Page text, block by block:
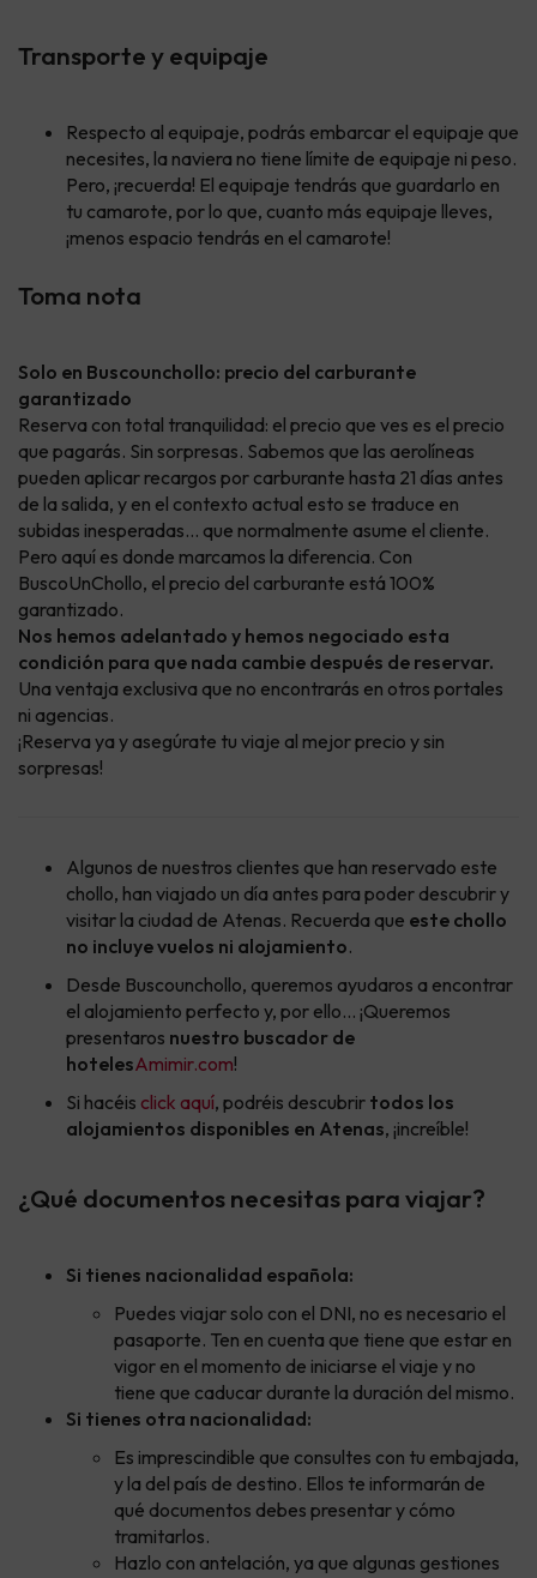
Transporte y equipaje
Respecto al equipaje, podrás embarcar el equipaje que
necesites, la naviera no tiene límite de equipaje ni peso.
Pero, ¡recuerda! El equipaje tendrás que guardarlo en
tu camarote, por lo que, cuanto más equipaje lleves,
¡menos espacio tendrás en el camarote!
Toma nota
Solo en Buscounchollo: precio del carburante
garantizado
Reserva con total tranquilidad: el precio que ves es el precio
que pagarás. Sin sorpresas. Sabemos que las aerolíneas
pueden aplicar recargos por carburante hasta 21 días antes
de la salida, y en el contexto actual esto se traduce en
subidas inesperadas… que normalmente asume el cliente.
Pero aquí es donde marcamos la diferencia. Con
BuscoUnChollo, el precio del carburante está 100%
garantizado.
Nos hemos adelantado y hemos negociado esta
condición para que nada cambie después de reservar.
Una ventaja exclusiva que no encontrarás en otros portales
ni agencias.
¡Reserva ya y asegúrate tu viaje al mejor precio y sin
sorpresas!
Algunos de nuestros clientes que han reservado este
chollo, han viajado un día antes para poder descubrir y
visitar la ciudad de Atenas. Recuerda que este chollo
no incluye vuelos ni alojamiento.
Desde Buscounchollo, queremos ayudaros a encontrar
el alojamiento perfecto y, por ello... ¡Queremos
presentaros nuestro buscador de
hotelesAmimir.com!
Si hacéis click aquí, podréis descubrir todos los
alojamientos disponibles en Atenas, ¡increíble!
¿Qué documentos necesitas para viajar?
Si tienes nacionalidad española:
Puedes viajar solo con el DNI, no es necesario el
pasaporte. Ten en cuenta que tiene que estar en
vigor en el momento de iniciarse el viaje y no
tiene que caducar durante la duración del mismo.
Si tienes otra nacionalidad:
Es imprescindible que consultes con tu embajada,
y la del país de destino. Ellos te informarán de
qué documentos debes presentar y cómo
tramitarlos.
Hazlo con antelación, ya que algunas gestiones